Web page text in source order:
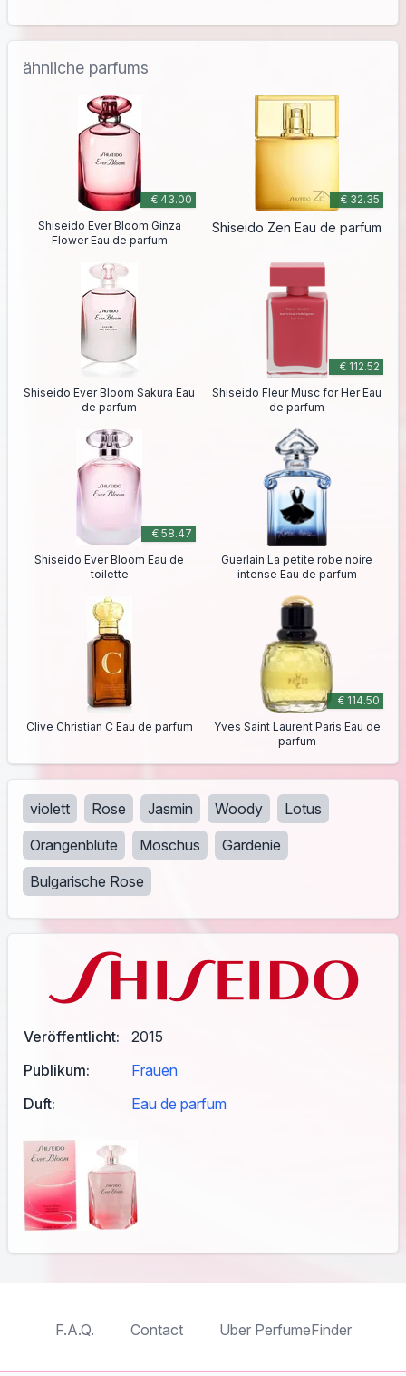
Veröffentlicht:
2015
Publikum:
Frauen
Duft:
Eau de parfum
ähnliche parfums
€ 43.00
Shiseido Ever Bloom Ginza
Flower Eau de parfum
€ 32.35
Shiseido Zen Eau de parfum
Shiseido Ever Bloom Sakura Eau
de parfum
€ 112.52
Shiseido Fleur Musc for Her Eau
de parfum
€ 58.47
Shiseido Ever Bloom Eau de
toilette
Guerlain La petite robe noire
intense Eau de parfum
Clive Christian C Eau de parfum
€ 114.50
Yves Saint Laurent Paris Eau de
parfum
violett Rose Jasmin Woody
Lotus
Orangenblüte
Moschus
Gardenie
Bulgarische Rose
F.A.Q. Contact Über PerfumeFinder